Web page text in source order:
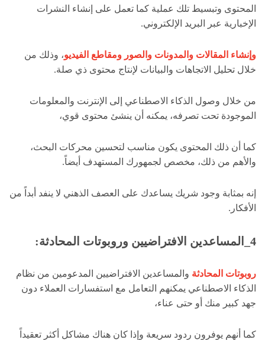
المحتوى وتبسيط تلك عملية كما تعمل على إنشاء النشرات
الإخبارية عبر البريد الإلكتروني.
وإنشاء المقالات والمدونات والصور ومقاطع الفيديو، وذلك من
خلال تحليل الاتجاهات والبيانات لإنتاج محتوى ذي صلة.
من خلال وصول الذكاء الاصطناعي إلى الإنترنت والمعلومات
الموجودة تحت تصرفه، يمكنه أن ينشئ محتوى قوي،
كما أن ذلك المحتوى يكون مناسب لتحسين محركات البحث،
والأهم من ذلك، مخصص لجمهورك المستهدف أيضاً.
إنه بمثابة وجود شريك يساعدك على العصف الذهني لا ينفد أبداً من
الأفكار.
4_المساعدين الافتراضيين وروبوتات المحادثة:
روبوتات المحادثة والمساعدين الافتراضيين المدعومين من نظام
الذكاء الاصطناعي يمكنهم التعامل مع استفسارات العملاء دون
جهد كبير منك أو حتى عناء،
كما أنهم يوفرون ردود سريعة وإذا كان هناك مشاكل أكثر تعقيداً